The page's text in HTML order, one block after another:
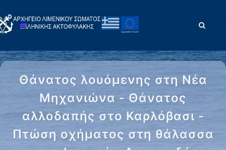
Θάνατος λουόμενης στη Νέα
Μηχανιώνα - Θάνατος
αλλοδαπής στο Καρλόβασι -
Πτώση οχήματος στη θάλασσα